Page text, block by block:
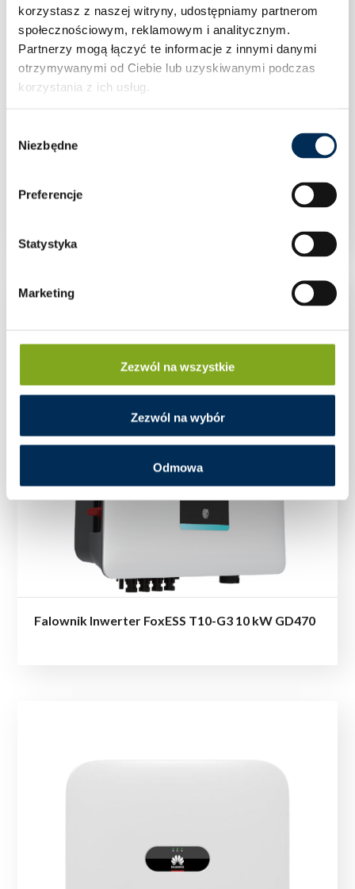
korzystasz z naszej witryny, udostępniamy partnerom
społecznościowym, reklamowym i analitycznym.
Partnerzy mogą łączyć te informacje z innymi danymi
otrzymywanymi od Ciebie lub uzyskiwanymi podczas
korzystania z ich usług.
zgody
Niezbędne
Preferencje
Statystyka
Marketing
Zezwól na wszystkie
Zezwól na wybór
Odmowa
12KTL-M5 12 kW
Falownik Inwerter FoxESS T10-G3 10 kW GD470